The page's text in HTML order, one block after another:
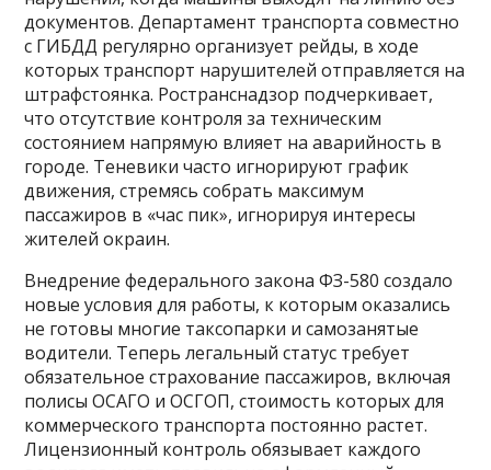
документов. Департамент транспорта совместно
с ГИБДД регулярно организует рейды, в ходе
которых транспорт нарушителей отправляется на
штрафстоянка. Ространснадзор подчеркивает,
что отсутствие контроля за техническим
состоянием напрямую влияет на аварийность в
городе. Теневики часто игнорируют график
движения, стремясь собрать максимум
пассажиров в «час пик», игнорируя интересы
жителей окраин.
Внедрение федерального закона ФЗ-580 создало
новые условия для работы, к которым оказались
не готовы многие таксопарки и самозанятые
водители. Теперь легальный статус требует
обязательное страхование пассажиров, включая
полисы ОСАГО и ОСГОП, стоимость которых для
коммерческого транспорта постоянно растет.
Лицензионный контроль обязывает каждого